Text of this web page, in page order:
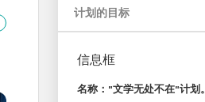
计划的目标
信息框
名称："文学无处不在"计划。